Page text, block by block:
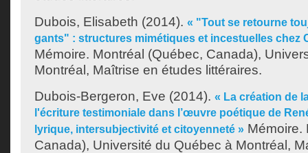
Dubois, Elisabeth (2014). « "Tout se retourne
gants" : structures mimétiques et incestuelles chez
Mémoire. Montréal (Québec, Canada),
Montréal, Maîtrise en études littéraires.
Dubois-Bergeron, Eve (2014). « La création de
l'écriture testimoniale dans l’œuvre poétique de
lyrique, intersubjectivité et citoyenneté » Mémoire.
Canada), Université du Québec à Montréal,